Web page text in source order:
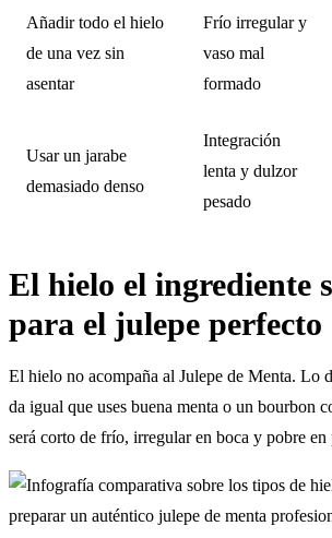
Añadir todo el hielo
de una vez sin
asentar
Frío irregular y
vaso mal
formado
Usar un jarabe
demasiado denso
Integración
lenta y dulzor
pesado
El hielo el ingrediente
para el julepe perfecto
El hielo no acompaña al Julepe de Menta. Lo
da igual que uses buena menta o un bourbon
será corto de frío, irregular en boca y pobre en